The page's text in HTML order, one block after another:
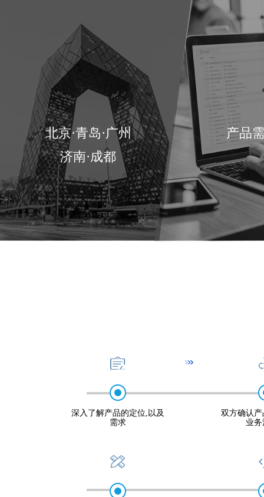
北京·青岛·广州
济南·成都
产品
深入了解产品的定位,以及
需求
双方确认
业